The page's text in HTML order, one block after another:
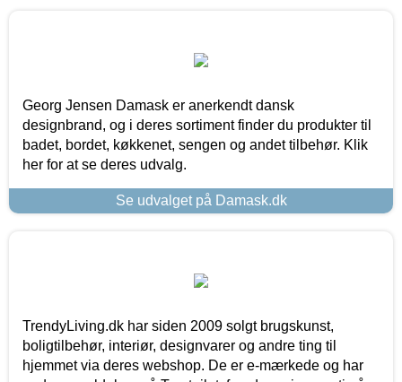
Georg Jensen Damask er anerkendt dansk
designbrand, og i deres sortiment finder du produkter til
badet, bordet, køkkenet, sengen og andet tilbehør. Klik
her for at se deres udvalg.
Se udvalget på Damask.dk
TrendyLiving.dk har siden 2009 solgt brugskunst,
boligtilbehør, interiør, designvarer og andre ting til
hjemmet via deres webshop. De er e-mærkede og har